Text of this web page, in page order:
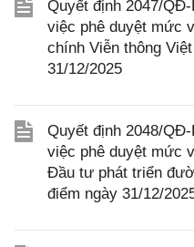
Quyết định 2047/
việc phê duyệt mức
chính Viễn thông
31/12/2025
Quyết định 2048/
việc phê duyệt mức
Đầu tư phát triển
điểm ngày 31/12/